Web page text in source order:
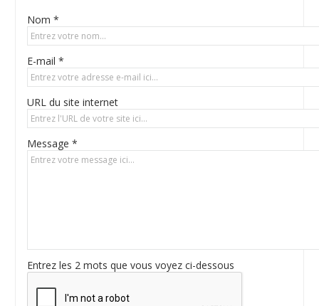
Nom *
E-mail *
URL du site internet
Message *
Entrez les 2 mots que vous voyez ci-dessous